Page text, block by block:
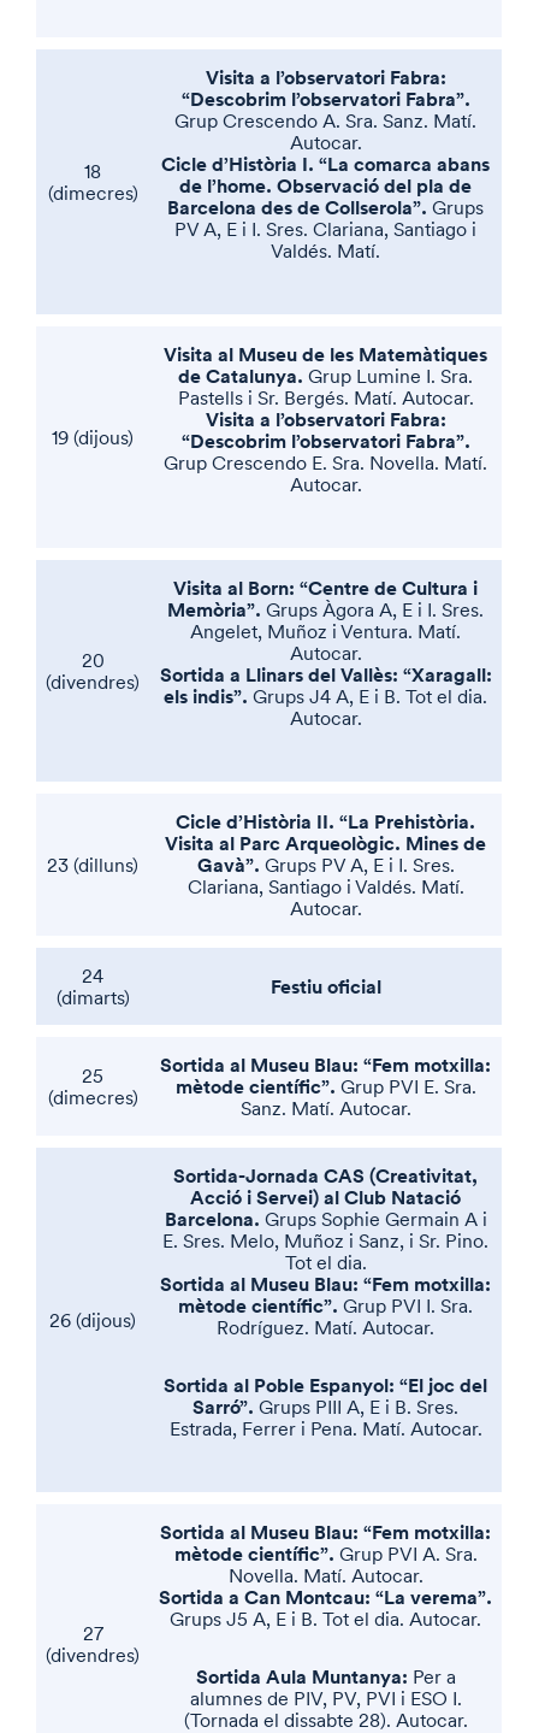
18
(dimecres)
Visita a l’observatori Fabra:
“Descobrim l’observatori Fabra”.
Grup Crescendo A. Sra. Sanz. Matí.
Autocar.
Cicle d’Història I. “La comarca abans
de l’home. Observació del pla de
Barcelona des de Collserola”. Grups
PV A, E i I. Sres. Clariana, Santiago i
Valdés. Matí.
19 (dijous)
Visita al Museu de les Matemàtiques
de Catalunya. Grup Lumine I. Sra.
Pastells i Sr. Bergés. Matí. Autocar.
Visita a l’observatori Fabra:
“Descobrim l’observatori Fabra”.
Grup Crescendo E. Sra. Novella. Matí.
Autocar.
20
(divendres)
Visita al Born: “Centre de Cultura i
Memòria”. Grups Àgora A, E i I. Sres.
Angelet, Muñoz i Ventura. Matí.
Autocar.
Sortida a Llinars del Vallès: “Xaragall:
els indis”. Grups J4 A, E i B. Tot el dia.
Autocar.
23 (dilluns)
Cicle d’Història II. “La Prehistòria.
Visita al Parc Arqueològic. Mines de
Gavà”. Grups PV A, E i I. Sres.
Clariana, Santiago i Valdés. Matí.
Autocar.
24
(dimarts)
Festiu oficial
25
(dimecres)
Sortida al Museu Blau: “Fem motxilla:
mètode científic”. Grup PVI E. Sra.
Sanz. Matí. Autocar.
26 (dijous)
Sortida-Jornada CAS (Creativitat,
Acció i Servei) al Club Natació
Barcelona. Grups Sophie Germain A i
E. Sres. Melo, Muñoz i Sanz, i Sr. Pino.
Tot el dia.
Sortida al Museu Blau: “Fem motxilla:
mètode científic”. Grup PVI I. Sra.
Rodríguez. Matí. Autocar.
Sortida al Poble Espanyol: “El joc del
Sarró”. Grups PIII A, E i B. Sres.
Estrada, Ferrer i Pena. Matí. Autocar.
27
(divendres)
Sortida al Museu Blau: “Fem motxilla:
mètode científic”. Grup PVI A. Sra.
Novella. Matí. Autocar.
Sortida a Can Montcau: “La verema”.
Grups J5 A, E i B. Tot el dia. Autocar.
Sortida Aula Muntanya: Per a
alumnes de PIV, PV, PVI i ESO I.
(Tornada el dissabte 28). Autocar.